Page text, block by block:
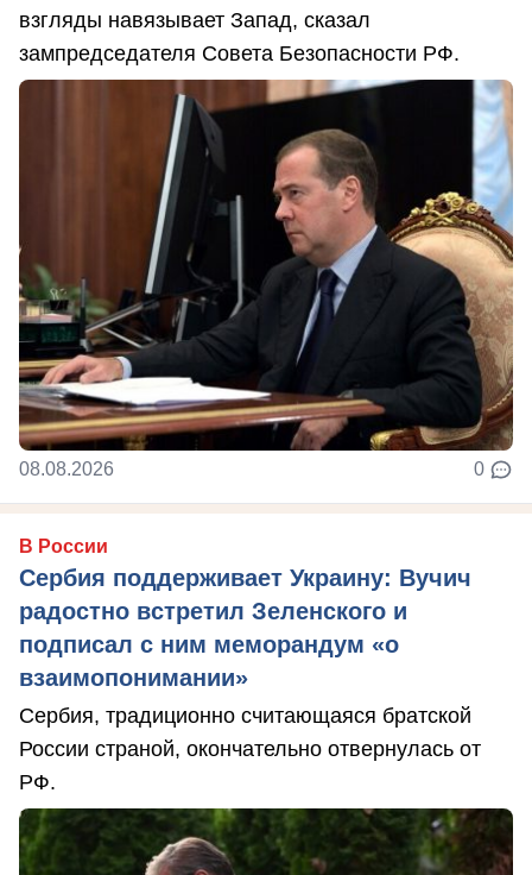
взгляды навязывает Запад, сказал
зампредседателя Совета Безопасности РФ.
08.08.2026 0
В России
Сербия поддерживает Украину: Вучич
радостно встретил Зеленского и
подписал с ним меморандум «о
взаимопонимании»
Сербия, традиционно считающаяся братской
России страной, окончательно отвернулась от
РФ.